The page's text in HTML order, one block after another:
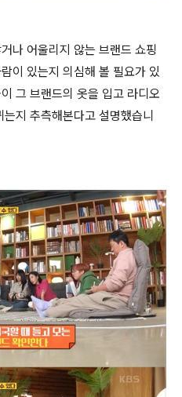
나 어울리지 않는 브랜드 쇼핑
이 있는지 의심해 볼 필요가 있
그 브랜드의 옷을 입고 라디오
지 추측해본다고 설명했습니